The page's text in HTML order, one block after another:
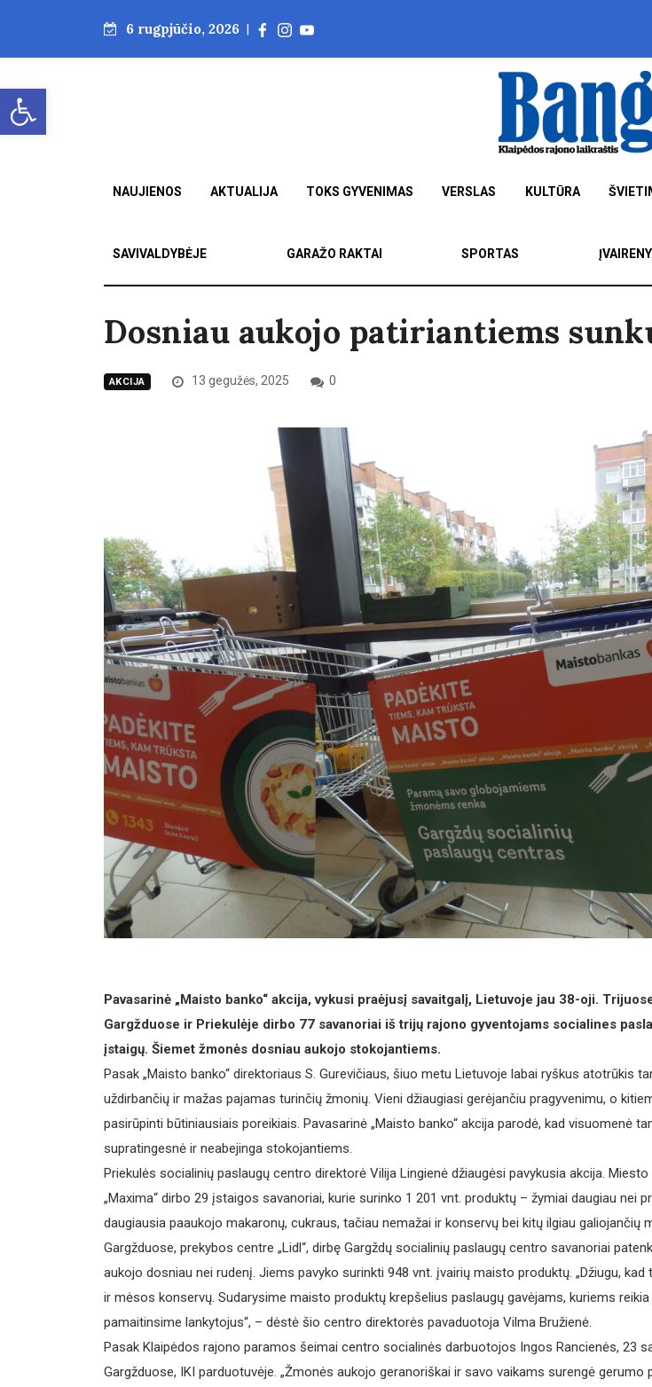
Open toolbar
6 rugpjūčio, 2026 |
NAUJIENOS AKTUALIJA TOKS GYVENIMAS VERSLAS KULTŪRA
SAVIVALDYBĖJE GARAŽO RAKTAI SPORTAS
Dosniau aukojo patiriantiems
AKCIJA 13 gegužės, 2025 0
Pavasarinė „Maisto banko“ akcija, vykusi praėjusį savaitgalį, Lietuvoje jau 38-oji.
Gargžduose ir Priekulėje dirbo 77 savanoriai iš trijų rajono gyventojams socialines
įstaigų. Šiemet žmonės dosniau aukojo stokojantiems.
Pasak „Maisto banko“ direktoriaus S. Gurevičiaus, šiuo metu Lietuvoje labai ryškus atotrūkis
uždirbančių ir mažas pajamas turinčių žmonių. Vieni džiaugiasi gerėjančiu pragyvenimu, o
pasirūpinti būtiniausiais poreikiais. Pavasarinė „Maisto banko“ akcija parodė, kad visuomenė
supratingesnė ir neabejinga stokojantiems.
Priekulės socialinių paslaugų centro direktorė Vilija Lingienė džiaugėsi pavykusia akcija.
„Maxima“ dirbo 29 įstaigos savanoriai, kurie surinko 1 201 vnt. produktų – žymiai daugiau nei
daugiausia paaukojo makaronų, cukraus, tačiau nemažai ir konservų bei kitų ilgiau galiojančių
Gargžduose, prekybos centre „Lidl“, dirbę Gargždų socialinių paslaugų centro savanoriai
aukojo dosniau nei rudenį. Jiems pavyko surinkti 948 vnt. įvairių maisto produktų. „Džiugu, kad
ir mėsos konservų. Sudarysime maisto produktų krepšelius paslaugų gavėjams, kuriems
pamaitinsime lankytojus“, – dėstė šio centro direktorės pavaduotoja Vilma Bružienė.
Pasak Klaipėdos rajono paramos šeimai centro socialinės darbuotojos Ingos Rancie­nės, 23
Gargžduose, IKI parduotuvėje. „Žmonės aukojo geranoriškai ir savo vaikams surengė gerumo